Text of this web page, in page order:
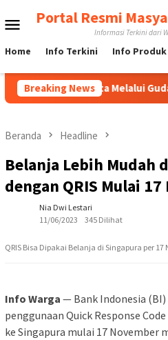
ke
Menu
Mobile
Portal Resmi
Informasi Terkini dari
Home Info Terkini Info Produk
Breaking News
di Jakarta Melalui Gudang
Beranda Headline
Belanja Lebih Mudah
dengan QRIS Mulai
Nia Dwi Lestari
11/06/2023
345 Dilihat
QRIS Bisa Dipakai Belanja di Singapura per
Info Warga — Bank Indonesia
penggunaan Quick Response
ke Singapura mulai 17 November